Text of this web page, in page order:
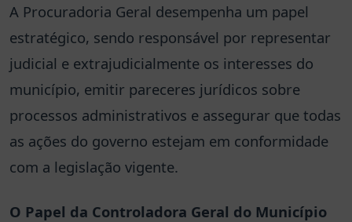
A Procuradoria Geral desempenha um papel
estratégico, sendo responsável por representar
judicial e extrajudicialmente os interesses do
município, emitir pareceres jurídicos sobre
processos administrativos e assegurar que todas
as ações do governo estejam em conformidade
com a legislação vigente.
O Papel da Controladora Geral do Município